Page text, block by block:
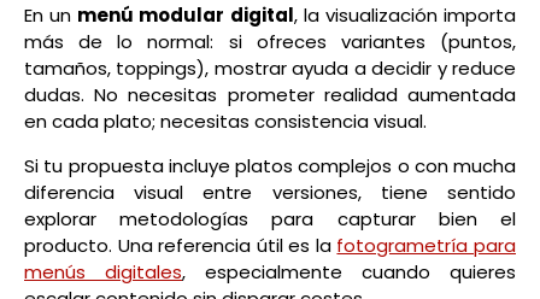
En un menú modular digital, la visualización importa
más de lo normal: si ofreces variantes (puntos,
tamaños, toppings), mostrar ayuda a decidir y reduce
dudas. No necesitas prometer realidad aumentada
en cada plato; necesitas consistencia visual.
Si tu propuesta incluye platos complejos o con mucha
diferencia visual entre versiones, tiene sentido
explorar metodologías para capturar bien el
producto. Una referencia útil es la fotogrametría para
menús digitales, especialmente cuando quieres